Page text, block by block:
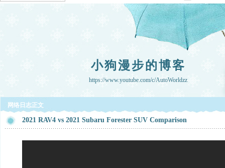
小狗漫步的博客
https://www.youtube.com/c/AutoWorldzz
网络日志正文
2021 RAV4 vs 2021 Subaru Forester SUV Comparison